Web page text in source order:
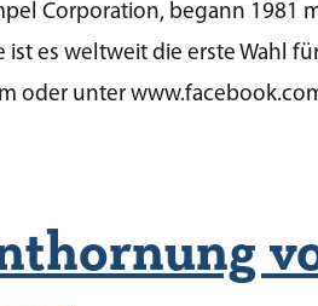
Corporation, begann 1981
es weltweit die erste Wahl
oder unter